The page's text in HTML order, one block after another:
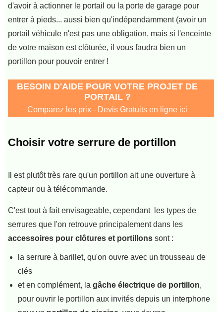
d'avoir à actionner le portail ou la porte de garage pour
entrer à pieds... aussi bien qu'indépendamment (avoir un
portail véhicule n'est pas une obligation, mais si l'enceinte
de votre maison est clôturée, il vous faudra bien un
portillon pour pouvoir entrer !
BESOIN D'AIDE POUR VOTRE PROJET DE
PORTAIL ?
Comparez les prix - Devis Gratuits en ligne ici
Choisir votre serrure de portillon
Il est plutôt très rare qu'un portillon ait une ouverture à
capteur ou à télécommande.
C'est tout à fait envisageable, cependant les types de
serrures que l'on retrouve principalement dans les
accessoires pour clôtures et portillons sont :
la serrure à barillet, qu'on ouvre avec un trousseau de
clés
et en complément, la gâche électrique de portillon,
pour ouvrir le portillon aux invités depuis un interphone